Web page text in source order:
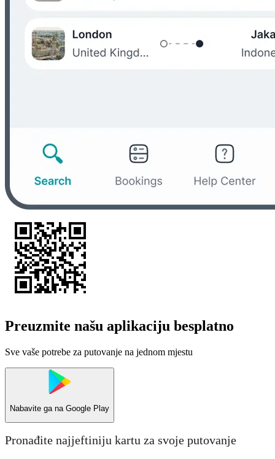
Preuzmite našu aplikaciju besplatno
Sve vaše potrebe za putovanje na jednom mjestu
Nabavite ga na Google Play
Pronađite najjeftiniju kartu za svoje putovanje